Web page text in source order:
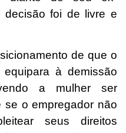
decisão foi de livre e
de que o
à demissão
a mulher ser
se o empregador não
seus direitos